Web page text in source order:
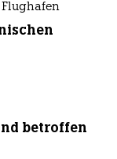
betroffen